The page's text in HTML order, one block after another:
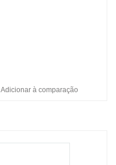
Adicionar à comparação